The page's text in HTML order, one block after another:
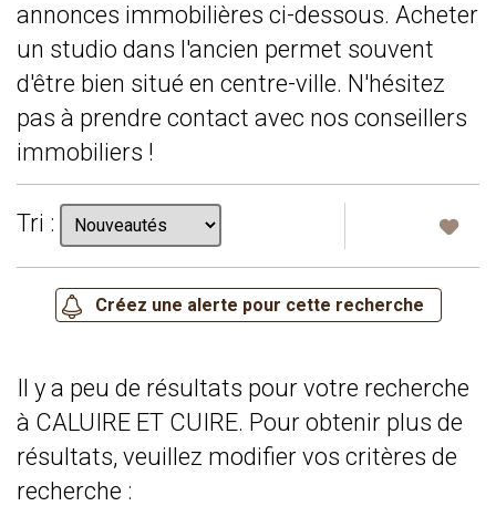
annonces immobilières ci-dessous. Acheter
un studio dans l'ancien permet souvent
d'être bien situé en centre-ville. N'hésitez
pas à prendre contact avec nos conseillers
immobiliers !
Tri :
Il y a peu de résultats pour votre recherche
à CALUIRE ET CUIRE. Pour obtenir plus de
résultats, veuillez modifier vos critères de
recherche :